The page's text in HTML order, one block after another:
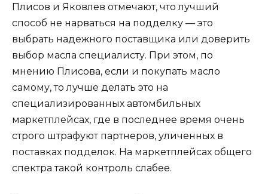
Плисов и Яковлев отмечают, что лучший
способ не нарваться на подделку — это
выбрать надежного поставщика или доверить
выбор масла специалисту. При этом, по
мнению Плисова, если и покупать масло
самому, то лучше делать это на
специализированных автомбильных
маркетплейсах, где в последнее время очень
строго штрафуют партнеров, уличенных в
поставках подделок. На маркетплейсах общего
спектра такой контроль слабее.